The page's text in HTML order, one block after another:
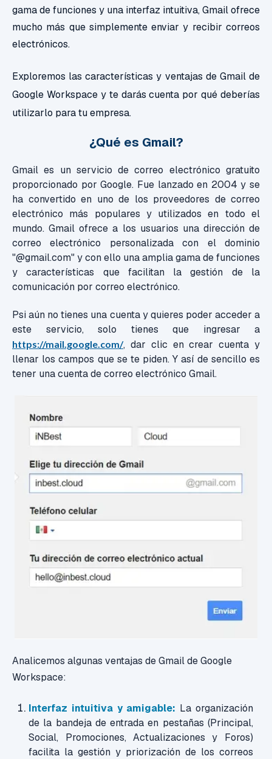
gama de funciones y una interfaz intuitiva, Gmail ofrece
mucho más que simplemente enviar y recibir correos
electrónicos.
Exploremos las características y ventajas de Gmail de
Google Workspace y te darás cuenta por qué deberías
utilizarlo para tu empresa.
¿Qué es Gmail?
Gmail es un servicio de correo electrónico gratuito
proporcionado por Google. Fue lanzado en 2004 y se
ha convertido en uno de los proveedores de correo
electrónico más populares y utilizados en todo el
mundo. Gmail ofrece a los usuarios una dirección de
correo electrónico personalizada con el dominio
"@gmail.com" y con ello una amplia gama de funciones
y características que facilitan la gestión de la
comunicación por correo electrónico.
Psi aún no tienes una cuenta y quieres poder acceder a
este servicio, solo tienes que ingresar a
https://mail.google.com/, dar clic en crear cuenta y
llenar los campos que se te piden. Y así de sencillo es
tener una cuenta de correo electrónico Gmail.
Analicemos algunas ventajas de Gmail de Google
Workspace:
Interfaz intuitiva y amigable: La organización
de la bandeja de entrada en pestañas (Principal,
Social, Promociones, Actualizaciones y Foros)
facilita la gestión y priorización de los correos